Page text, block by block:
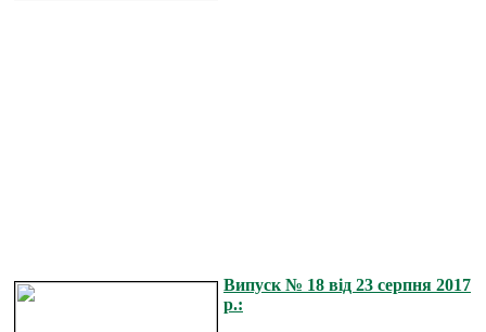
Випуск № 18 від 23 серпня 2017
р.: